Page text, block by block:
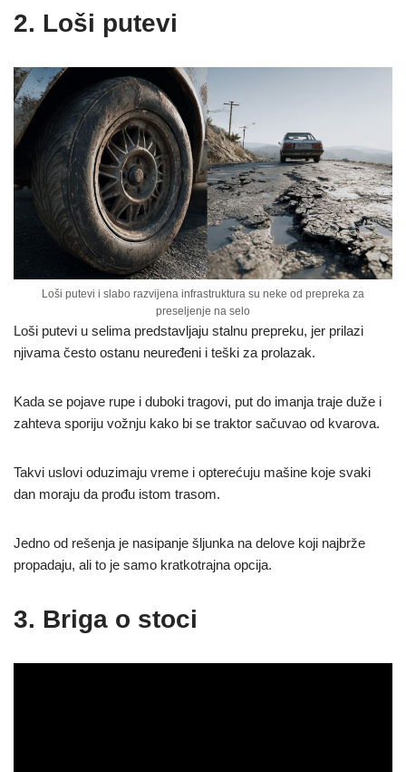
2. Loši putevi
Loši putevi i slabo razvijena infrastruktura su neke od prepreka za
preseljenje na selo
Loši putevi u selima predstavljaju stalnu prepreku, jer prilazi
njivama često ostanu neuređeni i teški za prolazak.
Kada se pojave rupe i duboki tragovi, put do imanja traje duže i
zahteva sporiju vožnju kako bi se traktor sačuvao od kvarova.
Takvi uslovi oduzimaju vreme i opterećuju mašine koje svaki
dan moraju da prođu istom trasom.
Jedno od rešenja je nasipanje šljunka na delove koji najbrže
propadaju, ali to je samo kratkotrajna opcija.
3. Briga o stoci